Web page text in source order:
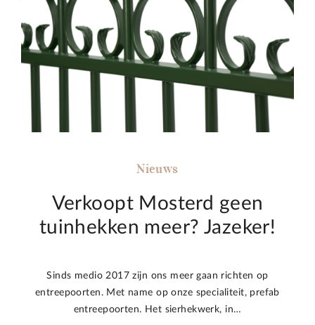
Nieuws
Verkoopt Mosterd geen
tuinhekken meer? Jazeker!
Sinds medio 2017 zijn ons meer gaan richten op
entreepoorten. Met name op onze specialiteit, prefab
entreepoorten. Het sierhekwerk, in…